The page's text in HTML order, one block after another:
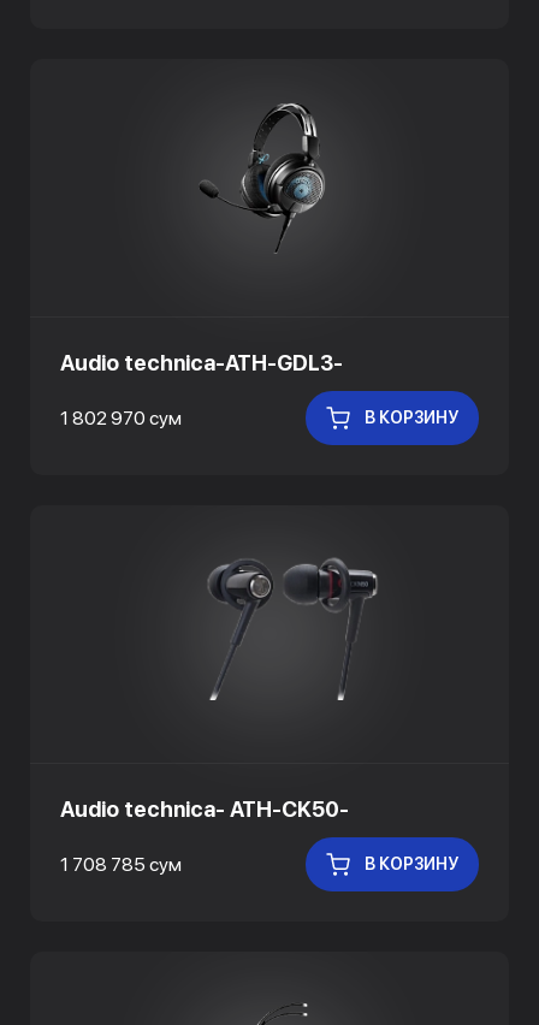
Audio technica-ATH-GDL3-
1 802 970 сум В КОРЗИНУ
Audio technica- ATH-CK50-
1 708 785 сум В КОРЗИНУ